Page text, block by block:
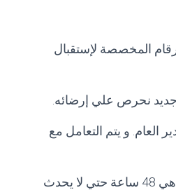
المخصصة لإستقبال
جديد نحرص علي إرضائه.
فوراً للمدير العام. و يتم التعامل مع
تنبيه هام يرجي عند إبلاغك للشكوي عدم تكرار الشكوي في خلال مده الحل و هي 48 ساعة حتي لا يحدث